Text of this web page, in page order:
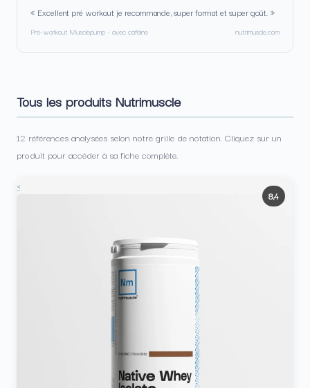
« Excellent pré workout je recommande, super format et super goût. »
Pré-workout Musclepump - avec caféine nutrimuscle.com
Tous les produits Nutrimuscle
12 références analysées selon notre grille de notation. Cliquez sur un
produit pour accéder à sa fiche complète.
<
8,4